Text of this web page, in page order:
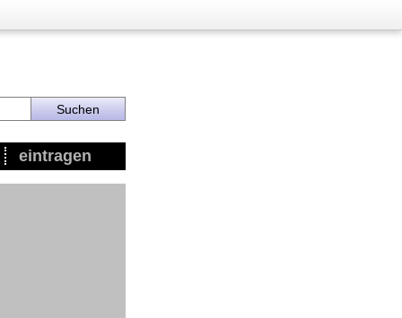
eintragen